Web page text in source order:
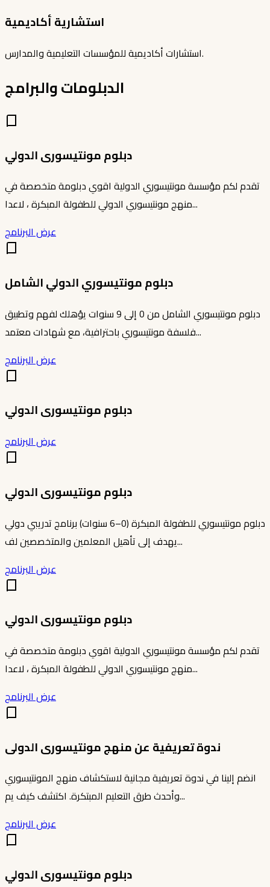
استشارية أكاديمية
استشارات أكاديمية للمؤسسات التعليمية والمدارس.
الدبلومات والبرامج
دبلوم مونتيسورى الدولي
تقدم لكم مؤسسة مونتيسوري الدولية اقوي دبلومة متخصصة في
منهج مونتيسوري الدولي للطفولة المبكرة ، لاعدا...
عرض البرنامج
دبلوم مونتيسوري الدولي الشامل
دبلوم مونتيسوري الشامل من 0 إلى 9 سنوات يؤهلك لفهم وتطبيق
فلسفة مونتيسوري باحترافية، مع شهادات معتمد...
عرض البرنامج
دبلوم مونتيسورى الدولي
عرض البرنامج
دبلوم مونتيسورى الدولي
دبلوم مونتيسوري للطفولة المبكرة (0–6 سنوات) برنامج تدريبي دولي
يهدف إلى تأهيل المعلمين والمتخصصين لف...
عرض البرنامج
دبلوم مونتيسورى الدولي
تقدم لكم مؤسسة مونتيسوري الدولية اقوي دبلومة متخصصة في
منهج مونتيسوري الدولي للطفولة المبكرة ، لاعدا...
عرض البرنامج
ندوة تعريفية عن منهج مونتيسورى الدولى
انضم إلينا في ندوة تعريفية مجانية لاستكشاف منهج المونتيسوري
وأحدث طرق التعليم المبتكرة. اكتشف كيف يم...
عرض البرنامج
دبلوم مونتيسورى الدولي